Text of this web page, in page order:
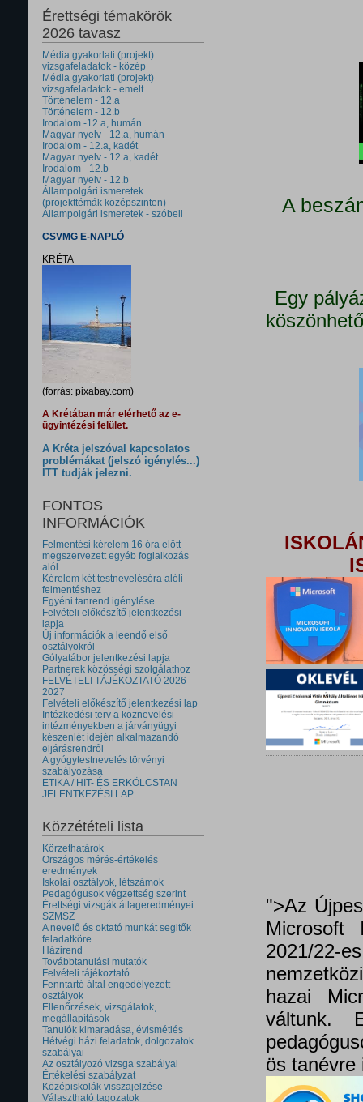
Érettségi témakörök
2026 tavasz
Média gyakorlati (projekt)
vizsgafeladatok - közép
Média gyakorlati (projekt)
vizsgafeladatok - emelt
Történelem - 12.a
Történelem - 12.b
Irodalom -12.a, humán
Magyar nyelv - 12.a, humán
Irodalom - 12.a, kadét
Magyar nyelv - 12.a, kadét
Irodalom - 12.b
Magyar nyelv - 12.b
Állampolgári ismeretek
(projekttémák középszinten)
Állampolgári ismeretek - szóbeli
CSVMG E-NAPLÓ
KRÉTA
(forrás: pixabay.com)
A Krétában már elérhető az e-
ügyintézési felület.
A Kréta jelszóval kapcsolatos
problémákat (jelszó igénylés...)
ITT tudják jelezni.
FONTOS
INFORMÁCIÓK
Felmentési kérelem 16 óra előtt
megszervezett egyéb foglalkozás
alól
Kérelem két testnevelésóra alóli
felmentéshez
Egyéni tanrend igénylése
Felvételi előkészítő jelentkezési
lapja
Új információk a leendő első
osztályokról
Gólyatábor jelentkezési lapja
Partnerek közösségi szolgálathoz
FELVÉTELI TÁJÉKOZTATÓ 2026-
2027
Felvételi előkészítő jelentkezési lap
Intézkedési terv a köznevelési
intézményekben a járványügyi
készenlét idején alkalmazandó
eljárásrendről
A gyógytestnevelés törvényi
szabályozása
ETIKA / HIT- ÉS ERKÖLCSTAN
JELENTKEZÉSI LAP
Közzétételi lista
Körzethatárok
Országos mérés-értékelés
eredmények
Iskolai osztályok, létszámok
Pedagógusok végzettség szerint
Érettségi vizsgák átlageredményei
SZMSZ
A nevelő és oktató munkát segitők
feladatköre
Házirend
Továbbtanulási mutatók
Felvételi tájékoztató
Fenntartó által engedélyezett
osztályok
Ellenőrzések, vizsgálatok,
megállapítások
Tanulók kimaradása, évismétlés
Hétvégi házi feladatok, dolgozatok
szabályai
Az osztályozó vizsga szabályai
Értékelési szabályzat
Középiskolák visszajelzése
Választható tagozatok
A
Egy
">Az
Microsoft
2021/
hazai
váltunk.
ös tanévre